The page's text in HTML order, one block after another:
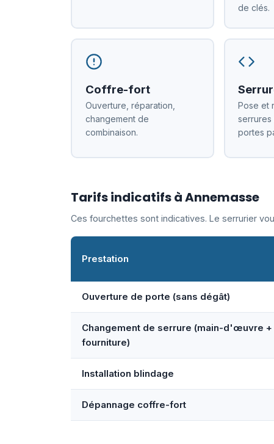
de clés.
Coffre-fort
Ouverture, réparation,
changement de
combinaison.
Pose et
serrures
portes
Tarifs indicatifs à Annemasse
Ces fourchettes sont indicatives. Le serrurier
Prestation
Ouverture de porte (sans dégât)
Changement de serrure (main-d'œuvre +
fourniture)
Installation blindage
Dépannage coffre-fort